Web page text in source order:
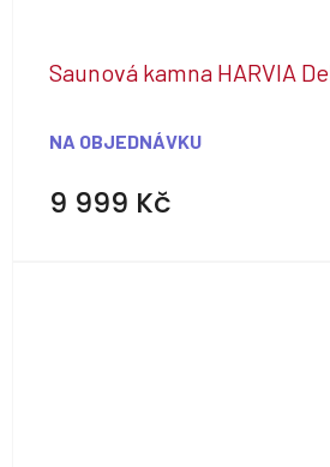
Saunová kamna HARVIA
NA OBJEDNÁVKU
9 999 Kč